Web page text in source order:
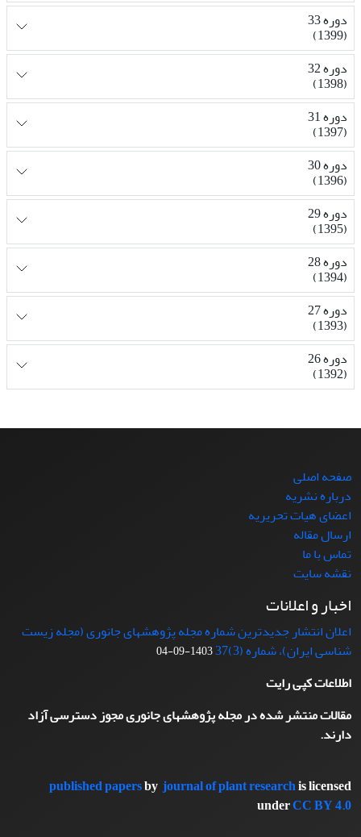
دوره 33
(1399)
دوره 32
(1398)
دوره 31
(1397)
دوره 30
(1396)
دوره 29
(1395)
دوره 28
(1394)
دوره 27
(1393)
دوره 26
(1392)
صفحه اصلی
درباره نشریه
اعضای هیات تحریریه
ارسال مقاله
تماس با ما
نقشه سایت
اخبار و اعلانات
اعلان انتشار جدیدترین شماره مجله پژوهشهای جانوری (مجله زیست
شناسی ایران)، شماره (3)37
1403-09-04
اطلاعات کپی رایت
مقالات منتشر شده در مجله پژوهشهای جانوری مجوز دسترسی آزاد
دارند.
published papersbyjournal of plant researchis licensed
underCC BY 4.0